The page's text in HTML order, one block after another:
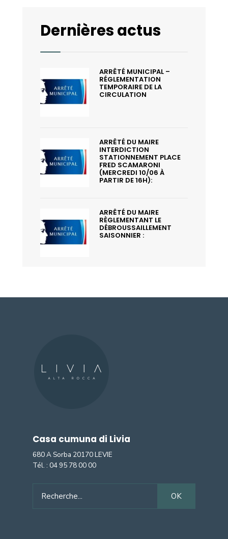
Dernières actus
ARRÊTÉ MUNICIPAL –
RÉGLEMENTATION
TEMPORAIRE DE LA
CIRCULATION
ARRÊTÉ DU MAIRE
INTERDICTION
STATIONNEMENT PLACE
FRED SCAMARONI
(MERCREDI 10/06 À
PARTIR DE 16H):
ARRÊTÉ DU MAIRE
RÈGLEMENTANT LE
DÉBROUSSAILLEMENT
SAISONNIER :
Casa cumuna di Livia
680 A Sorba 20170 LEVIE
Tél. : 04 95 78 00 00
for:
OK